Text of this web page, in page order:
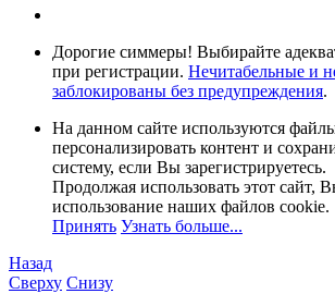
Дорогие симмеры! Выбирайте
при регистрации. Нечитабельные и
заблокированы без предупреждения.
На данном сайте используются
персонализировать контент и
систему, если Вы зарегистрируетесь.
Продолжая использовать этот сайт,
использование наших файлов cookie.
Принять Узнать больше...
Назад
Сверху Снизу